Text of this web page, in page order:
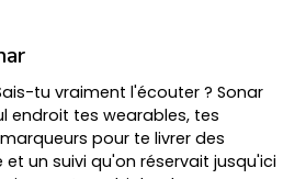
tu vraiment l'écouter ? Sonar
endroit tes wearables, tes
pour te livrer des
et un suivi qu'on réservait jusqu'ici